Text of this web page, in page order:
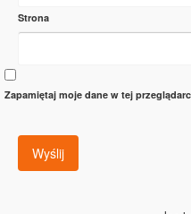
Strona
Zapamiętaj moje dane w tej